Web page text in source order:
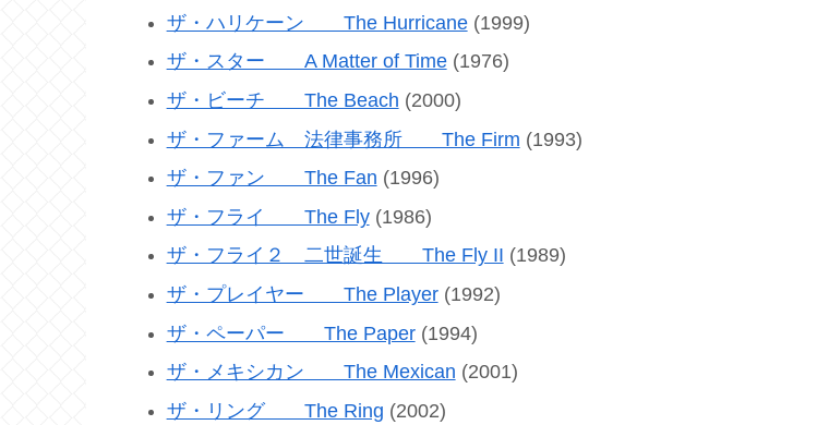
ザ・ハリケーン The Hurricane(1999)
ザ・スター A Matter of Time(1976)
ザ・ビーチ The Beach (2000)
ザ・ファーム 法律事務所 The Firm (1993)
ザ・ファン The Fan (1996)
ザ・フライ The Fly(1986)
ザ・フライ２ 二世誕生 The Fly II (1989)
ザ・プレイヤー The Player(1992)
ザ・ペーパー The Paper(1994)
ザ・メキシカン The Mexican (2001)
ザ・リング The Ring (2002)